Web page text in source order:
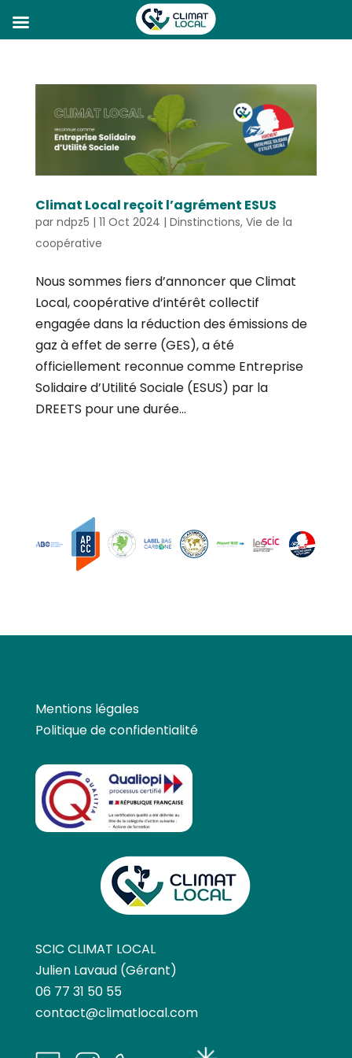
Climat Local reçoit l’agrément ESUS
par ndpz5 | 11 Oct 2024 | Dinstinctions, Vie de la
coopérative
Nous sommes fiers d’annoncer que Climat
Local, coopérative d’intérêt collectif
engagée dans la réduction des émissions de
gaz à effet de serre (GES), a été
officiellement reconnue comme Entreprise
Solidaire d’Utilité Sociale (ESUS) par la
DREETS pour une durée...
Mentions légales
Politique de confidentialité
SCIC CLIMAT LOCAL
Julien Lavaud (Gérant)
06 77 31 50 55
contact@climatlocal.com